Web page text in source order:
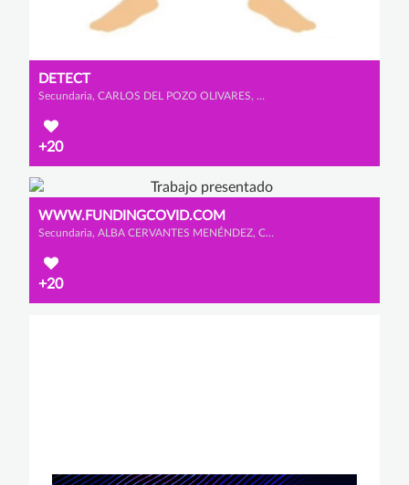
DETECT
Secundaria, CARLOS DEL POZO OLIVARES, MARCOS BRICEÑO NUEVO y ÁLVARO SANTAMARTA DE SANTOS
+20
WWW.FUNDINGCOVID.COM
Secundaria, ALBA CERVANTES MENÉNDEZ, CLAUDIA LÓPEZ GONZÁLEZ y YARA GONZÁLEZ DE ANDRES
+20